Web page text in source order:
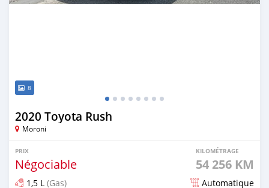
8
2020 Toyota Rush
Moroni
PRIX
Négociable
KILOMÉTRAGE
54 256 KM
1,5 L (Gas) Automatique